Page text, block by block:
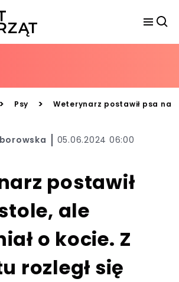
> Psy > Weterynarz postawił psa na
05.06.2024 06:00
postawił
ale
o kocie. Z
rozległ się